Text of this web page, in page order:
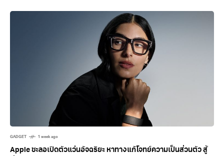
GADGET 1 week ago
Apple ชะลอเปิดตัวแว่นอัจฉริยะ หาทางแก้โจทย์ความเป็นส่วนตัว สู้